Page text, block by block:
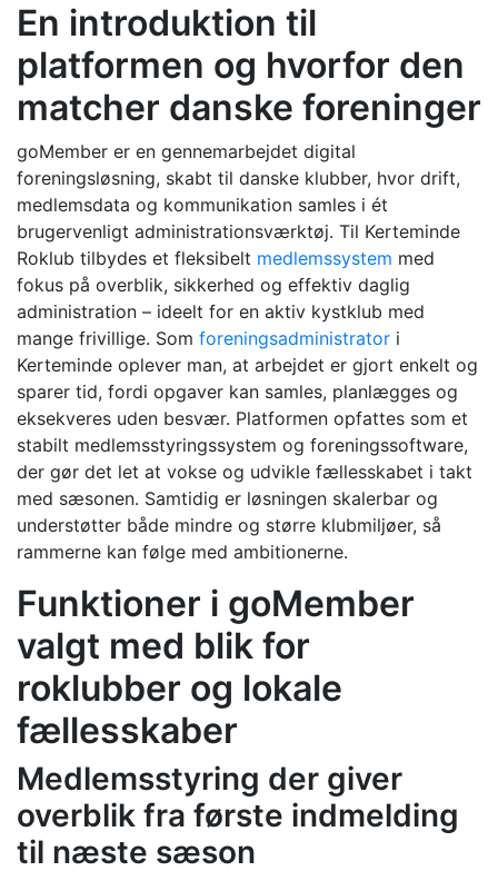
En introduktion til
platformen og hvorfor den
matcher danske foreninger
goMember er en gennemarbejdet digital
foreningsløsning, skabt til danske klubber, hvor drift,
medlemsdata og kommunikation samles i ét
brugervenligt administrationsværktøj. Til Kerteminde
Roklub tilbydes et fleksibelt medlemssystem med
fokus på overblik, sikkerhed og effektiv daglig
administration – ideelt for en aktiv kystklub med
mange frivillige. Som foreningsadministrator i
Kerteminde oplever man, at arbejdet er gjort enkelt og
sparer tid, fordi opgaver kan samles, planlægges og
eksekveres uden besvær. Platformen opfattes som et
stabilt medlemsstyringssystem og foreningssoftware,
der gør det let at vokse og udvikle fællesskabet i takt
med sæsonen. Samtidig er løsningen skalerbar og
understøtter både mindre og større klubmiljøer, så
rammerne kan følge med ambitionerne.
Funktioner i goMember
valgt med blik for
roklubber og lokale
fællesskaber
Medlemsstyring der giver
overblik fra første indmelding
til næste sæson